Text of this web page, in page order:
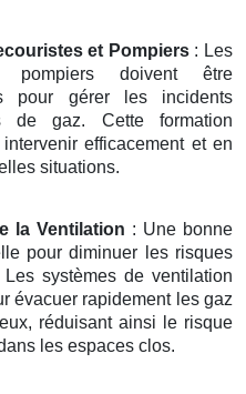
et Pompiers: Les
doivent être
pour gérer les incidents
de gaz. Cette formation
efficacement et en
situations.
la Ventilation : Une bonne
pour diminuer les risques
systèmes de ventilation
évacuer rapidement les gaz
réduisant ainsi le risque
les espaces clos.